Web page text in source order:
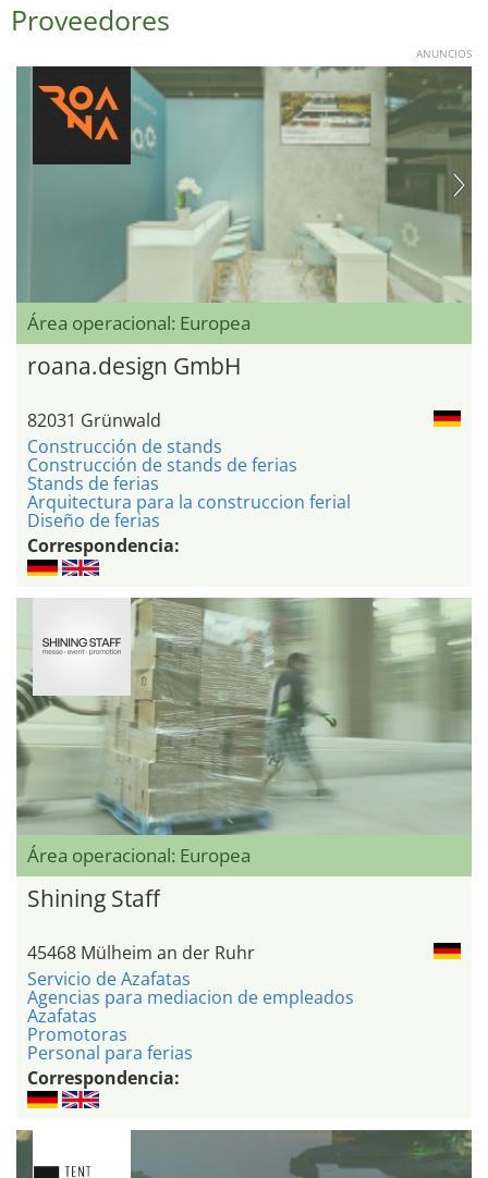
Proveedores
ANUNCIOS
Área operacional: Europea
roana.design GmbH
82031 Grünwald
Construcción de stands
Construcción de stands de ferias
Stands de ferias
Arquitectura para la construccion ferial
Diseño de ferias
Correspondencia:
Área operacional: Europea
Shining Staff
45468 Mülheim an der Ruhr
Servicio de Azafatas
Agencias para mediacion de empleados
Azafatas
Promotoras
Personal para ferias
Correspondencia: